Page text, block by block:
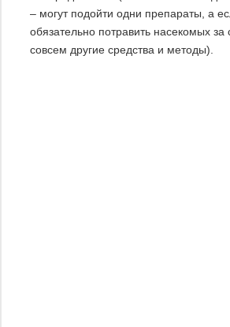
– могут подойти одни препараты, а
обязательно потравить насекомых за
совсем другие средства и методы).